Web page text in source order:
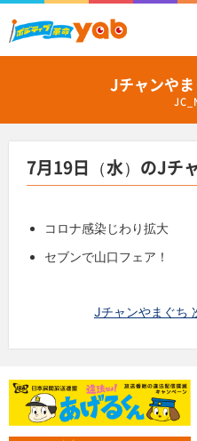
Jチャンや
7月19日（水）のJチ
コロナ感染じわり拡大
セブンで山口フェア！
Jチャンやまぐち